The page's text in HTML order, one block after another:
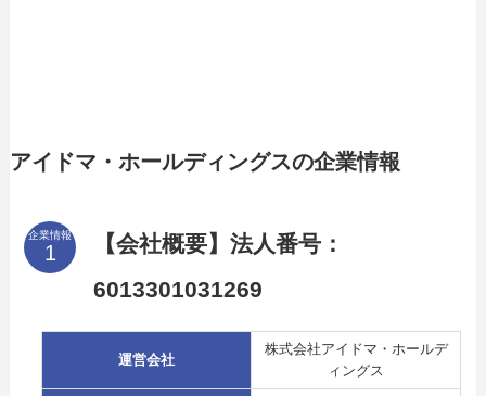
アイドマ・ホールディングスの企業情報
企業情報
【会社概要】法人番号：
6013301031269
運営会社
株式会社アイドマ・ホールデ
ィングス